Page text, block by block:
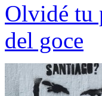
Olvidé tu
del goce